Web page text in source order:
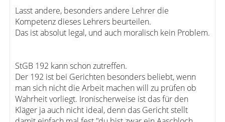
Lasst andere, besonders andere Lehrer die
Kompetenz dieses Lehrers beurteilen.
Das ist absolut legal, und auch moralisch kein Problem.
StGB 192 kann schon zutreffen.
Der 192 ist bei Gerichten besonders beliebt, wenn
man sich nicht die Arbeit machen will zu prüfen ob
Wahrheit vorliegt. Ironischerweise ist das für den
Kläger ja auch nicht ideal, denn das Gericht stellt